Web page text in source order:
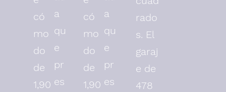
có
mo
do
de
1,90
a
qu
e
pr
es
có
mo
do
de
1,90
a
qu
e
pr
es
rado
s. El
garaj
e de
478